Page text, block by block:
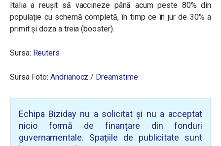
Italia a reușit să vaccineze până acum peste 80% din
populație cu schemă completă, în timp ce în jur de 30% a
primit și doza a treia (booster).
Sursa: Reuters
Sursa Foto:Andrianocz / Dreamstime
Echipa Biziday nu a solicitat și nu a acceptat
nicio formă de finanțare din fonduri
guvernamentale. Spațiile de publicitate sunt